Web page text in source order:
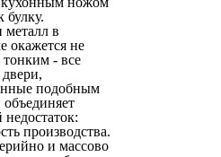
булку.
металл в
окажется не
тонким - все
подобным
недостаток:
производства.
и массово